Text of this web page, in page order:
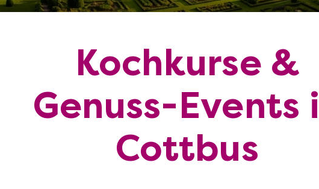
Kochkurse &
Genuss-Events
Cottbus